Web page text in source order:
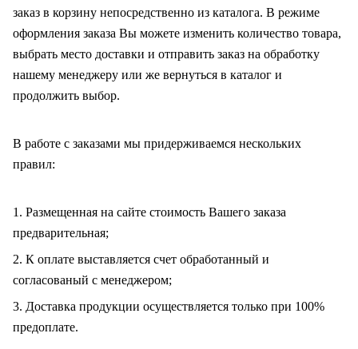
заказ в корзину непосредственно из каталога. В режиме
оформления заказа Вы можете изменить количество товара,
выбрать место доставки и отправить заказ на обработку
нашему менеджеру или же вернуться в каталог и
продолжить выбор.
В работе с заказами мы придерживаемся нескольких
правил:
1. Размещенная на сайте стоимость Вашего заказа
предварительная;
2. К оплате выставляется счет обработанный и
согласованый с менеджером;
3. Доставка продукции осуществляется только при 100%
предоплате.